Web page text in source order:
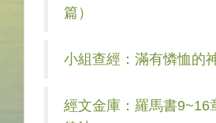
篇）
小組查經：滿有憐恤的
經文金庫：羅馬書9~16